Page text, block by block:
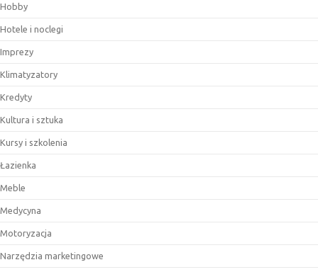
Hobby
Hotele i noclegi
Imprezy
Klimatyzatory
Kredyty
Kultura i sztuka
Kursy i szkolenia
Łazienka
Meble
Medycyna
Motoryzacja
Narzędzia marketingowe